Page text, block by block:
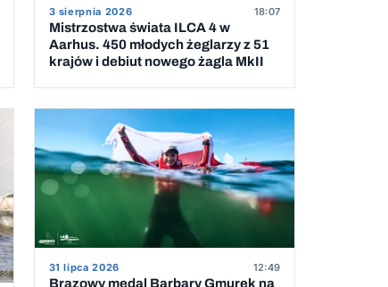
3 sierpnia 2026 18:07
Mistrzostwa świata ILCA 4 w
Aarhus. 450 młodych żeglarzy z 51
krajów i debiut nowego żagla MkII
31 lipca 2026 12:49
Brązowy medal Barbary Gmurek na